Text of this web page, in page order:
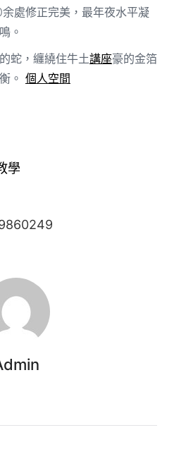
處修正完美，最年夜水平凝
。
蛇，纏繞住牛土講座豪的金箔
。 個人空間
學